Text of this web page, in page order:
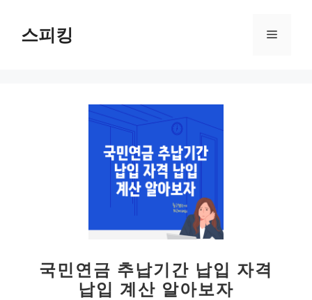
스피킹 메
국민연금 추납기간 납입 자격
납입 계산 알아보자